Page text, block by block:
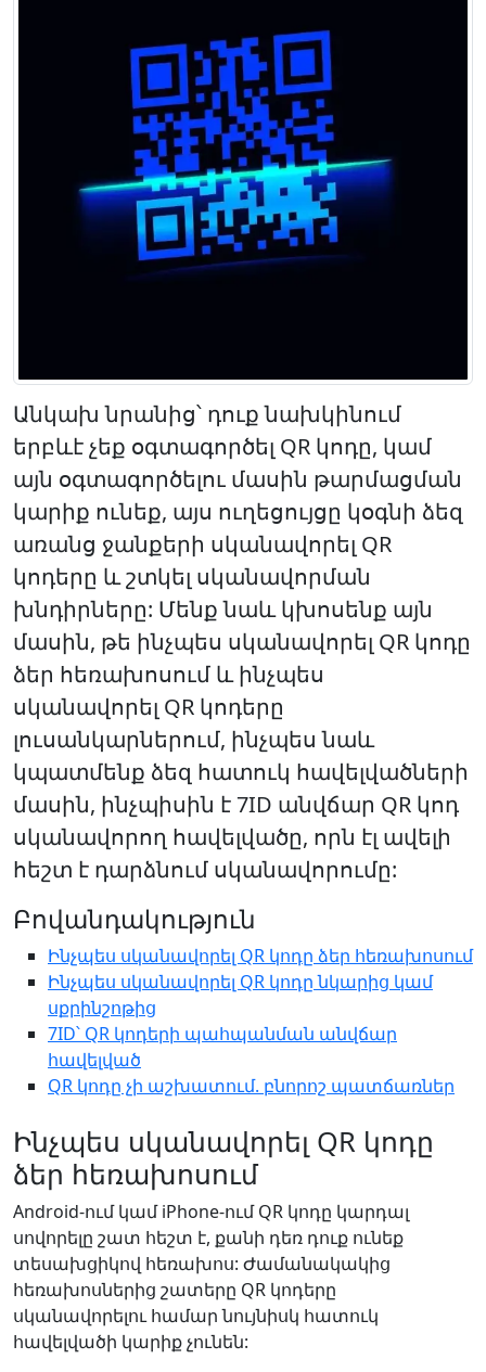
Անկախ նրանից՝ դուք նախկինում
երբևէ չեք օգտագործել QR կոդը, կամ
այն օգտագործելու մասին թարմացման
կարիք ունեք, այս ուղեցույցը կօգնի ձեզ
առանց ջանքերի սկանավորել QR
կոդերը և շտկել սկանավորման
խնդիրները: Մենք նաև կխոսենք այն
մասին, թե ինչպես սկանավորել QR կոդը
ձեր հեռախոսում և ինչպես
սկանավորել QR կոդերը
լուսանկարներում, ինչպես նաև
կպատմենք ձեզ հատուկ հավելվածների
մասին, ինչպիսին է 7ID անվճար QR կոդ
սկանավորող հավելվածը, որն էլ ավելի
հեշտ է դարձնում սկանավորումը:
Բովանդակություն
Ինչպես սկանավորել QR կոդը ձեր հեռախոսում
Ինչպես սկանավորել QR կոդը նկարից կամ
սքրինշոթից
7ID՝ QR կոդերի պահպանման անվճար
հավելված
QR կոդը չի աշխատում. բնորոշ պատճառներ
Ինչպես սկանավորել QR կոդը
ձեր հեռախոսում
Android-ում կամ iPhone-ում QR կոդը կարդալ
սովորելը շատ հեշտ է, քանի դեռ դուք ունեք
տեսախցիկով հեռախոս: Ժամանակակից
հեռախոսներից շատերը QR կոդերը
սկանավորելու համար նույնիսկ հատուկ
հավելվածի կարիք չունեն: